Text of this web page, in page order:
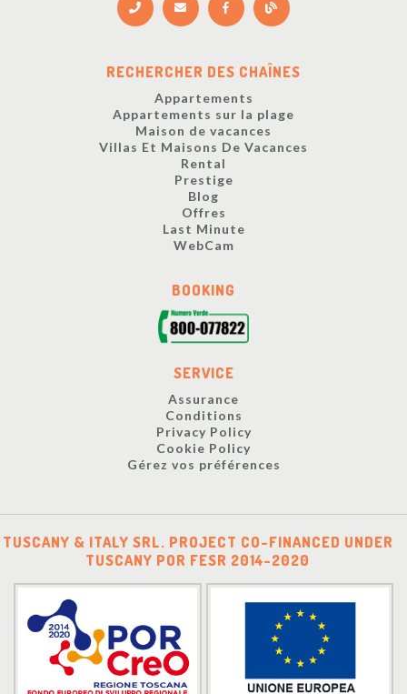
RECHERCHER DES CHAÎNES
Appartements
Appartements sur la plage
Maison de vacances
Villas Et Maisons De Vacances
Rental
Prestige
Blog
Offres
Last Minute
WebCam
BOOKING
SERVICE
Assurance
Conditions
Privacy Policy
Cookie Policy
Gérez vos préférences
TUSCANY & ITALY SRL. PROJECT CO-FINANCED UNDER
TUSCANY POR FESR 2014-2020